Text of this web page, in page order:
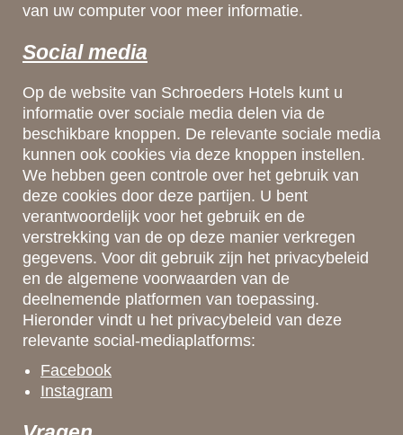
van uw computer voor meer informatie.
Social media
Op de website van Schroeders Hotels kunt u
informatie over sociale media delen via de
beschikbare knoppen. De relevante sociale media
kunnen ook cookies via deze knoppen instellen.
We hebben geen controle over het gebruik van
deze cookies door deze partijen. U bent
verantwoordelijk voor het gebruik en de
verstrekking van de op deze manier verkregen
gegevens. Voor dit gebruik zijn het privacybeleid
en de algemene voorwaarden van de
deelnemende platformen van toepassing.
Hieronder vindt u het privacybeleid van deze
relevante social-mediaplatforms:
Facebook
Instagram